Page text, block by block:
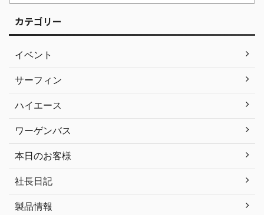
カテゴリー
イベント
サーフィン
ハイエース
ワーゲンバス
本日のお客様
社長日記
製品情報